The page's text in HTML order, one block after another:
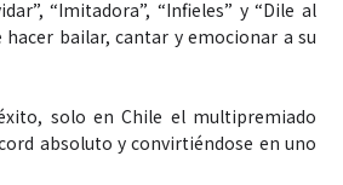
“Imitadora”, “Infieles” y “Dile al
bailar, cantar y emocionar a su
solo en Chile el multipremiado
absoluto y convirtiéndose en uno